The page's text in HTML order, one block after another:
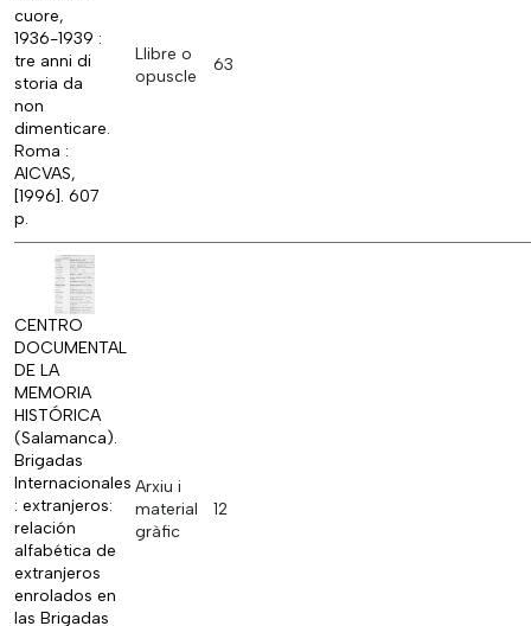
cuore,
1936-1939 :
tre anni di
storia da
non
dimenticare.
Roma :
AICVAS,
[1996]. 607
p.
Llibre o
opuscle
63
CENTRO
DOCUMENTAL
DE LA
MEMORIA
HISTÓRICA
(Salamanca).
Brigadas
Internacionales
: extranjeros:
relación
alfabética de
extranjeros
enrolados en
las Brigadas
Arxiu i
material
gràfic
12